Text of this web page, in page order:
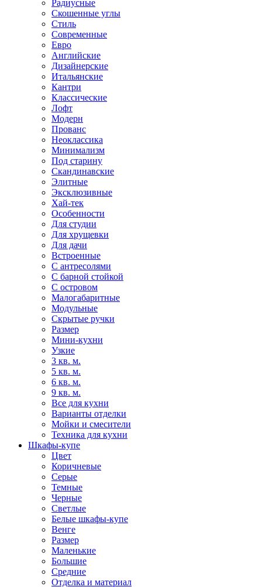
Радиусные
Скошенные углы
Стиль
Современные
Евро
Английские
Дизайнерские
Итальянские
Кантри
Классические
Лофт
Модерн
Прованс
Неоклассика
Минимализм
Под старину
Скандинавские
Элитные
Эксклюзивные
Хай-тек
Особенности
Для студии
Для хрущевки
Для дачи
Встроенные
С антресолями
С барной стойкой
С островом
Малогабаритные
Модульные
Скрытые ручки
Размер
Мини-кухни
Узкие
3 кв. м.
5 кв. м.
6 кв. м.
9 кв. м.
Все для кухни
Варианты отделки
Мойки и смесители
Техника для кухни
Шкафы-купе
Цвет
Коричневые
Серые
Темные
Черные
Светлые
Белые шкафы-купе
Венге
Размер
Маленькие
Большие
Средние
Отделка и материал